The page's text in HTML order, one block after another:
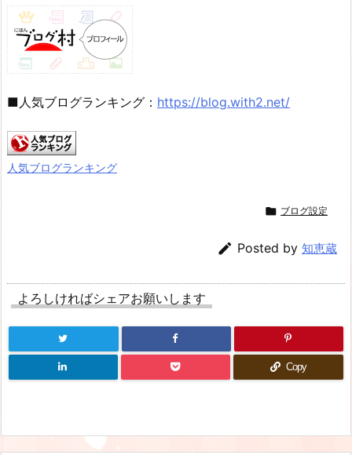
■人気ブログランキング： https://blog.with2.net/
人気ブログランキング
 ブログ設定
 Posted by 知恵蔵
よろしければシェアお願いします
Copy